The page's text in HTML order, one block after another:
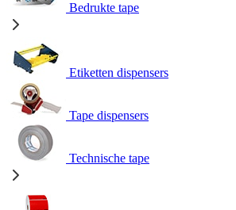
Bedrukte tape
Etiketten dispensers
Tape dispensers
Technische tape